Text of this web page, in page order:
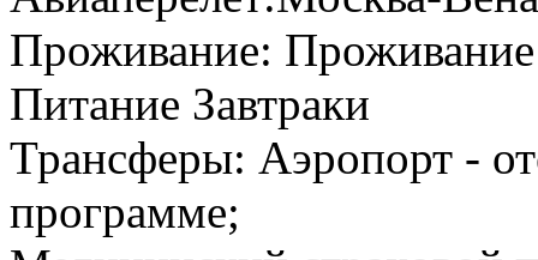
Проживание:
Питание Завтраки
Трансферы: Аэропорт -
программе;